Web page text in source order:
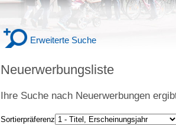
Erweiterte Suche
Neuerwerbungsliste
Ihre Suche nach Neuerwerbungen
Sortierpräferenz